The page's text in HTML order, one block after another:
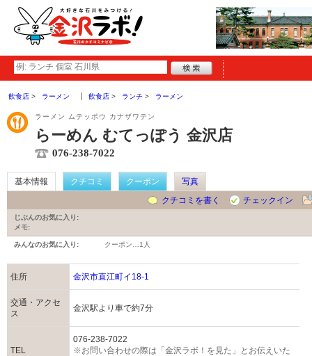
飲食店 ラーメン 飲食店 ランチ ラーメン
ラーメン ムテッポウ カナザワテン
らーめん むてっぽう 金沢店
076-238-7022
基本情報 クチコミ クーポン
写真
クチコミを書く
チェックイン
じぶんのお気に入り:
メモ:
みんなのお気に入り: クーポン… 1人
住所 金沢市直江町イ18-1
交通・アクセ
ス
金沢駅より車で約7分
TEL
076-238-7022
※お問い合わせの際は「金沢ラボ！を見た」とお伝えいた